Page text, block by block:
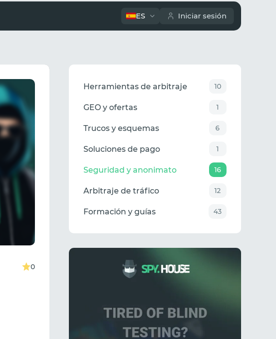
ES Iniciar sesión
0
Herramientas de arbitraje 10
GEO y ofertas 1
Trucos y esquemas 6
Soluciones de pago 1
Seguridad y anonimato 16
Arbitraje de tráfico 12
Formación y guías 43